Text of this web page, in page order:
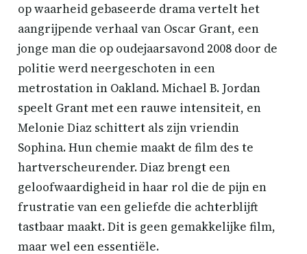
op waarheid gebaseerde drama vertelt het
aangrijpende verhaal van Oscar Grant, een
jonge man die op oudejaarsavond 2008 door de
politie werd neergeschoten in een
metrostation in Oakland. Michael B. Jordan
speelt Grant met een rauwe intensiteit, en
Melonie Diaz schittert als zijn vriendin
Sophina. Hun chemie maakt de film des te
hartverscheurender. Diaz brengt een
geloofwaardigheid in haar rol die de pijn en
frustratie van een geliefde die achterblijft
tastbaar maakt. Dit is geen gemakkelijke film,
maar wel een essentiële.